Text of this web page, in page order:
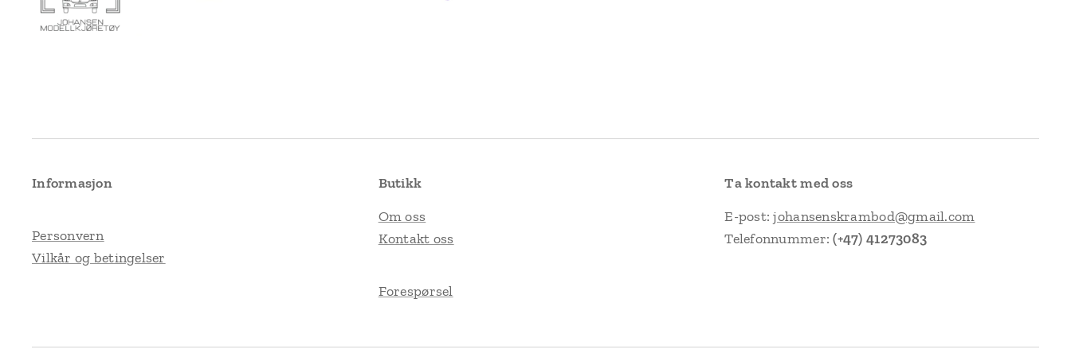
Informasjon
Personvern
Vilkår og betingelser
Butikk
Om oss
Kontakt oss
Forespørsel
Ta kontakt med oss
E-post:johansenskrambod@gmail.com
Telefonnummer:(+47) 41273083